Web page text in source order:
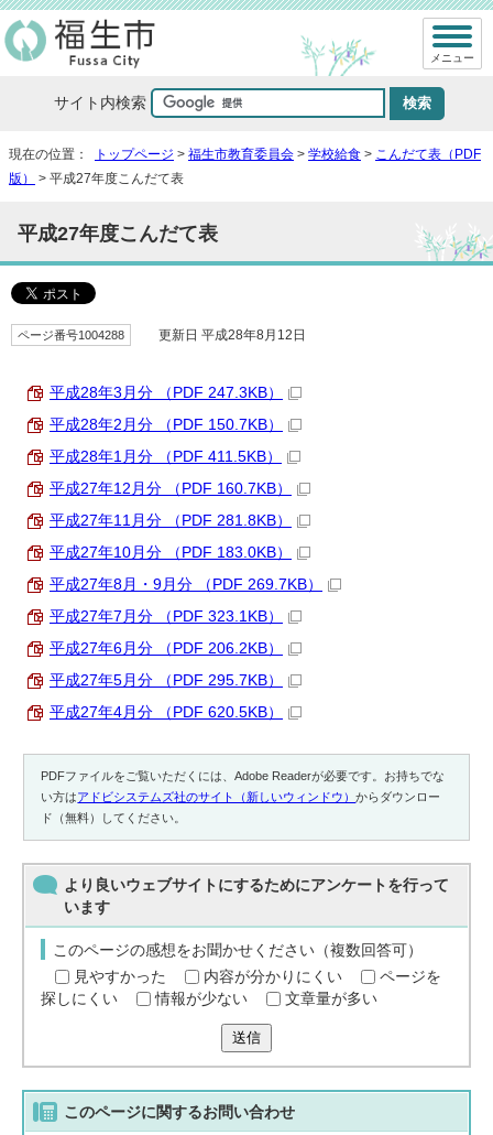
サイト内検索
メニュー
現在の位置： トップページ > 福生市教育委員会 > 学校給食 > こんだて表（PDF
版）
> 平成27年度こんだて表
平成27年度こんだて表
ページ番号1004288 更新日 平成28年8月12日
平成28年3月分 （PDF 247.3KB）
平成28年2月分 （PDF 150.7KB）
平成28年1月分 （PDF 411.5KB）
平成27年12月分 （PDF 160.7KB）
平成27年11月分 （PDF 281.8KB）
平成27年10月分 （PDF 183.0KB）
平成27年8月・9月分 （PDF 269.7KB）
平成27年7月分 （PDF 323.1KB）
平成27年6月分 （PDF 206.2KB）
平成27年5月分 （PDF 295.7KB）
平成27年4月分 （PDF 620.5KB）
PDFファイルをご覧いただくには、Adobe Readerが必要です。お持ちでな
い方はアドビシステムズ社のサイト（新しいウィンドウ）からダウンロー
ド（無料）してください。
より良いウェブサイトにするためにアンケートを行って
います
このページの感想をお聞かせください（複数回答可）
見やすかった
内容が分かりにくい
ページを
探しにくい
情報が少ない 文章量が多い
送信
このページに関するお問い合わせ